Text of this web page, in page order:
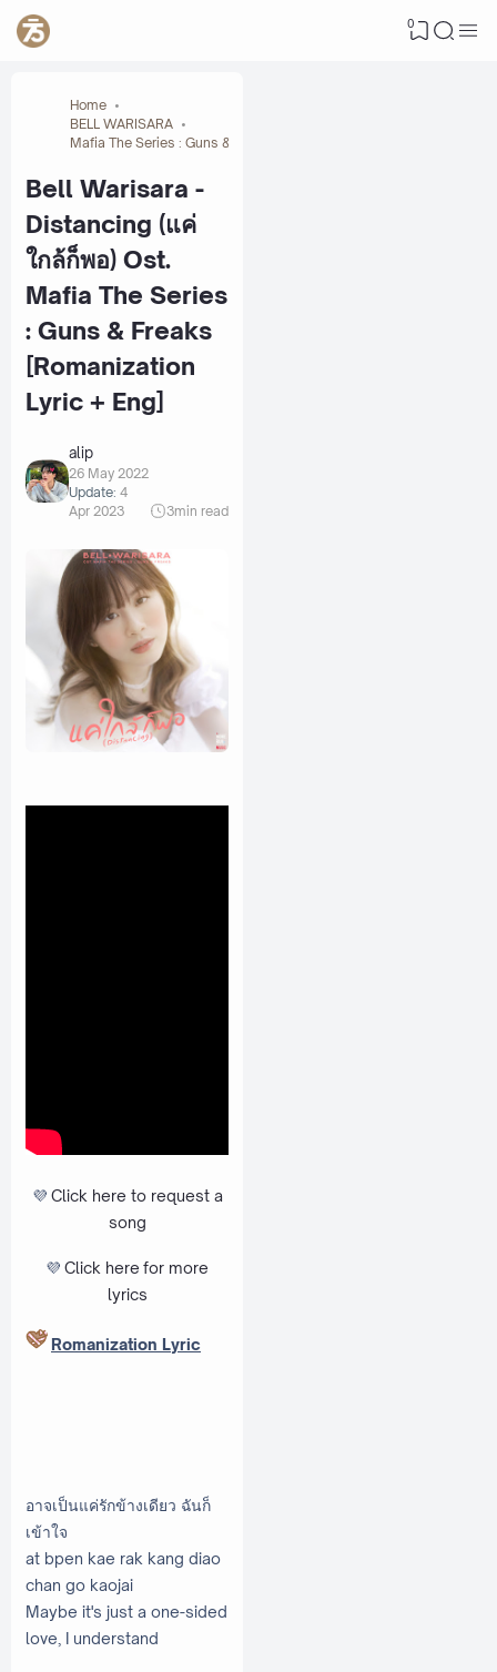
0
Home
BELL WARISARA
Mafia The Series : Guns & Freaks
Bell Warisara -
Distancing (แค่
ใกล้ก็พอ) Ost.
Mafia The Series
: Guns & Freaks
[Romanization
Lyric + Eng]
alip
26 May 2022
Update: 4
Apr 2023
3min read
💜 Click here to request a
song
💜 Click here for more
lyrics
Romanization Lyric
อาจเป็นแค่รักข้างเดียว ฉันก็
เข้าใจ
at bpen kae rak kang diao
chan go kaojai
Maybe it's just a one-sided
love, I understand